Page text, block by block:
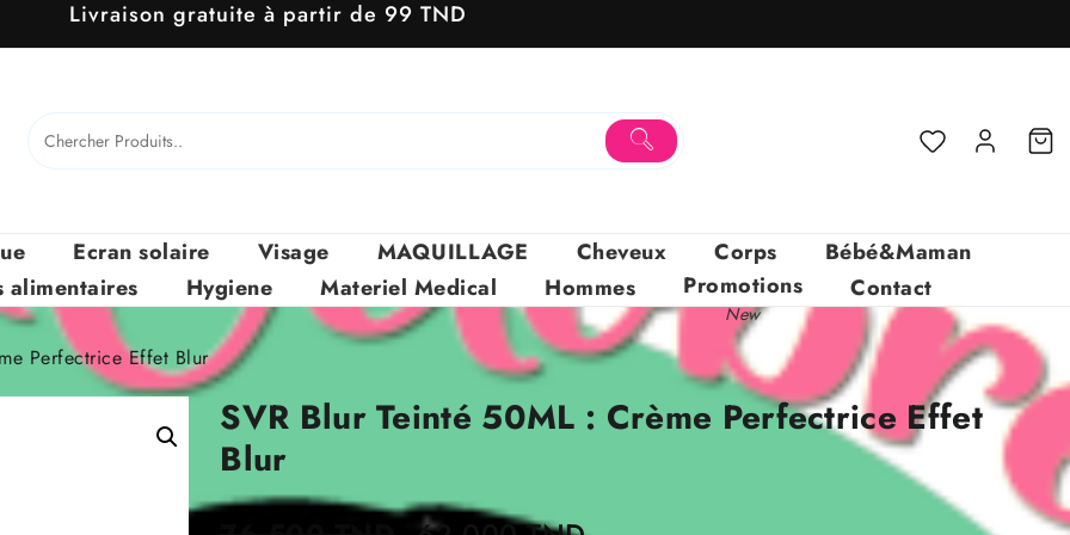
Livraison gratuite à partir de 99 TND
Ecran solaire Visage MAQUILLAGE Cheveux Corps
Bébé&Maman
alimentaires
Hygiene Materiel Medical Hommes Promotions
New
Contact
Perfectrice Effet Blur
SVR Blur Teinté 50ML : Crème Perfectrice Effet
Blur